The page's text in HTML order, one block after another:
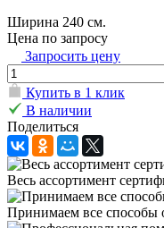
Ширина 240 см.
Цена по запросу
Запросить цену
Купить в 1 клик
В наличии
Поделиться
Весь ассортимент
Принимаем все способы